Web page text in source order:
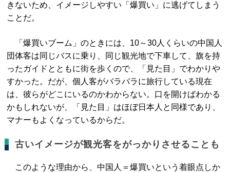
きないため、イメージしやすい「爆買い」に逃げてしまう
ことだ。
「爆買いブーム」のときには、10～30人くらいの中国人
団体客は同じバスに乗り、同じ観光地で下車して、旗を持
ったガイドとともに街を歩くので、「見た目」でわかりや
すかった。だが、個人客がバラバラに旅行している現在
は、彼らがどこにいるのかわからない。口を開けばわかる
かもしれないが、「見た目」はほぼ日本人と同様であり、
マナーもよくなっているからだ。
古いイメージが観光客をがっかりさせることも
このような理由から、中国人＝爆買いという着眼点しか